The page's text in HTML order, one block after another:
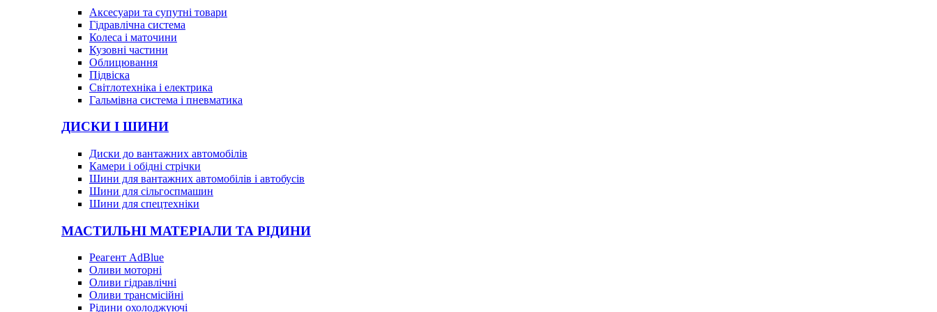
Аксесуари та супутні товари
Гідравлічна система
Колеса і маточини
Кузовні частини
Облицювання
Підвіска
Світлотехніка і електрика
Гальмівна система і пневматика
ДИСКИ І ШИНИ
Диски до вантажних автомобілів
Камери і обідні стрічки
Шини для вантажних автомобілів і автобусів
Шини для сільгоспмашин
Шини для спецтехніки
МАСТИЛЬНІ МАТЕРІАЛИ ТА РІДИНИ
Реагент AdBlue
Оливи моторні
Оливи гідравлічні
Оливи трансмісійні
Рідини охолоджуючі